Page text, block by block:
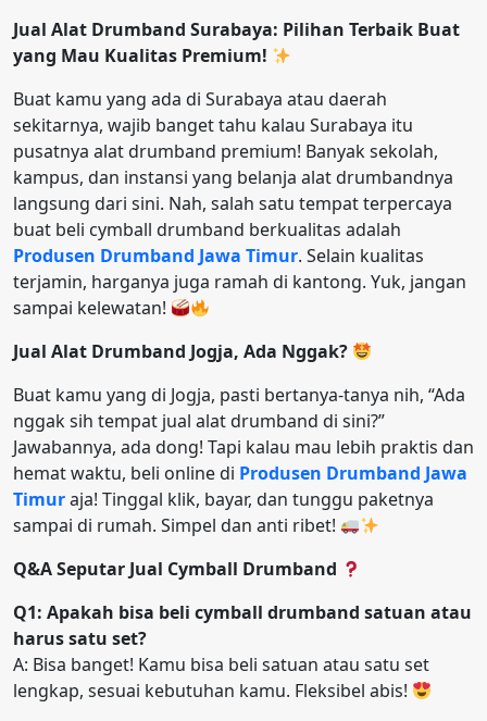
Jual Alat Drumband Surabaya: Pilihan Terbaik Buat
yang Mau Kualitas Premium!
Buat kamu yang ada di Surabaya atau daerah
sekitarnya, wajib banget tahu kalau Surabaya itu
pusatnya alat drumband premium! Banyak sekolah,
kampus, dan instansi yang belanja alat drumbandnya
langsung dari sini. Nah, salah satu tempat terpercaya
buat beli cymball drumband berkualitas adalah
Produsen Drumband Jawa Timur. Selain kualitas
terjamin, harganya juga ramah di kantong. Yuk, jangan
sampai kelewatan!
Jual Alat Drumband Jogja, Ada Nggak?
Buat kamu yang di Jogja, pasti bertanya-tanya nih, “Ada
nggak sih tempat jual alat drumband di sini?”
Jawabannya, ada dong! Tapi kalau mau lebih praktis dan
hemat waktu, beli online di Produsen Drumband Jawa
Timuraja! Tinggal klik, bayar, dan tunggu paketnya
sampai di rumah. Simpel dan anti ribet!
Q&A Seputar Jual Cymball Drumband
Q1: Apakah bisa beli cymball drumband satuan atau
harus satu set?
A: Bisa banget! Kamu bisa beli satuan atau satu set
lengkap, sesuai kebutuhan kamu. Fleksibel abis!